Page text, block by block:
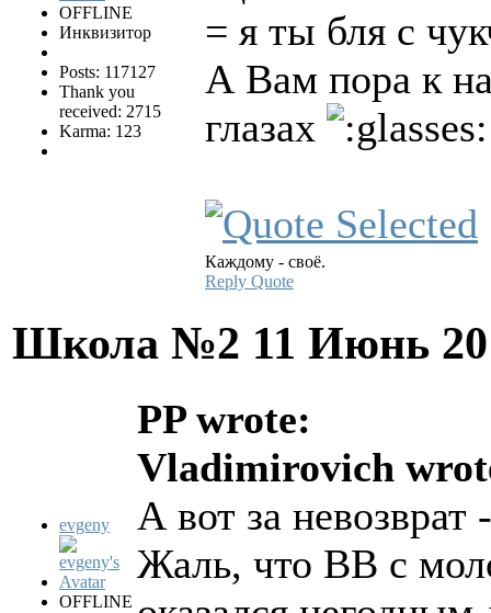
OFFLINE
Инквизитор
Posts: 117127
Thank you
received: 2715
Karma: 123
= я ты бля с
А Вам пора к
глазах
Каждому - своё.
Reply Quote
Школа №2 11 Июнь
evgeny
OFFLINE
PP wrote:
Vladimirovich
А вот за невозврат
Жаль, что ВВ с